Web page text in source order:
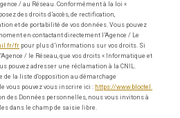
/ au Réseau. Conformément à la loi «
des droits d’accès, de rectification,
et de portabilité de vos données. Vous pouvez
en contactant directement l’Agence / Le
fr pour plus d’informations sur vos droits. Si
/ le Réseau, que vos droits « Informatique et
pouvez adresser une réclamation à la CNIL.
de la liste d'opposition au démarchage
vous pouvez vous inscrire ici : https://www.bloctel.
des Données personnelles, nous vous invitons à
dans le champ de saisie libre.